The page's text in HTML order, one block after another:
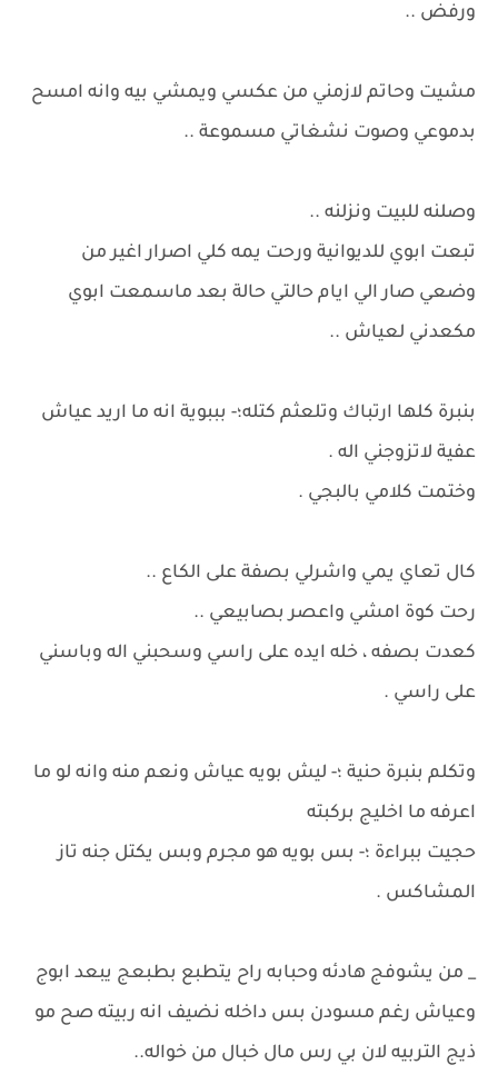
ورفض ..
مشيت وحاتم لازمني من عكسي ويمشي بيه وانه امسح
بدموعي وصوت نشغاتي مسموعة ..
وصلنه للبيت ونزلنه ..
تبعت ابوي للديوانية ورحت يمه كلي اصرار اغير من
وضعي صار الي ايام حالتي حالة بعد ماسمعت ابوي
مكعدني لعياش ..
بنبرة كلها ارتباك وتلعثم كتله؛- بببوية انه ما اريد عياش
عفية لاتزوجني اله .
وختمت كلامي بالبجي .
كال تعاي يمي واشرلي بصفة على الكاع ..
رحت كوة امشي واعصر بصابيعي ..
كعدت بصفه ، خله ايده على راسي وسحبني اله وباسني
على راسي .
وتكلم بنبرة حنية ؛- ليش بويه عياش ونعم منه وانه لو ما
اعرفه ما اخليج بركبته
حجيت ببراءة ؛- بس بويه هو مجرم وبس يكتل جنه تاز
المشاكس .
_ من يشوفج هادئه وحبابه راح يتطبع بطبعج يبعد ابوج
وعياش رغم مسودن بس داخله نضيف انه ربيته صح مو
ذيج التربيه لان بي رس مال خبال من خواله..